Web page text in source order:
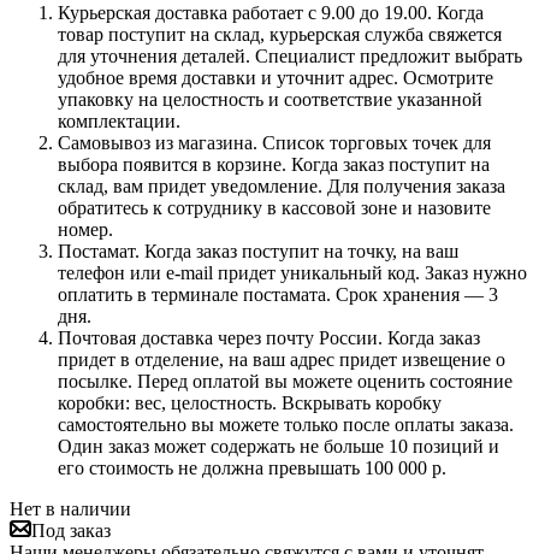
Курьерская доставка работает с 9.00 до 19.00. Когда
товар поступит на склад, курьерская служба свяжется
для уточнения деталей. Специалист предложит выбрать
удобное время доставки и уточнит адрес. Осмотрите
упаковку на целостность и соответствие указанной
комплектации.
Самовывоз из магазина. Список торговых точек для
выбора появится в корзине. Когда заказ поступит на
склад, вам придет уведомление. Для получения заказа
обратитесь к сотруднику в кассовой зоне и назовите
номер.
Постамат. Когда заказ поступит на точку, на ваш
телефон или e-mail придет уникальный код. Заказ нужно
оплатить в терминале постамата. Срок хранения — 3
дня.
Почтовая доставка через почту России. Когда заказ
придет в отделение, на ваш адрес придет извещение о
посылке. Перед оплатой вы можете оценить состояние
коробки: вес, целостность. Вскрывать коробку
самостоятельно вы можете только после оплаты заказа.
Один заказ может содержать не больше 10 позиций и
его стоимость не должна превышать 100 000 р.
Нет в наличии
Под заказ